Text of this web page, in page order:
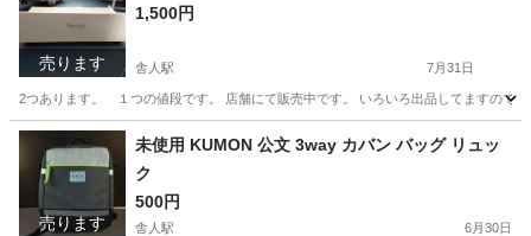
売ります
1,500円
舎人駅 7月31日
2つあります。 １つの値段です。 店舗にて販売中です。 いろいろ出品してますので
東京 足立区 舎人駅 収納家具
売ります
未使用 KUMON 公文 3way カバン バッグ リュッ
ク
500円
舎人駅 6月30日